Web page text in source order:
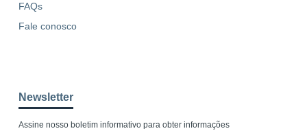
FAQs
Fale conosco
Newsletter
Assine nosso boletim informativo para obter informações